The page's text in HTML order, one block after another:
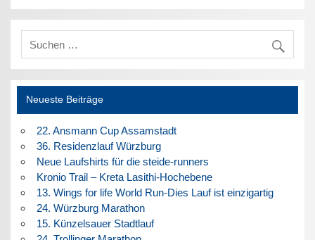
Neueste Beiträge
22. Ansmann Cup Assamstadt
36. Residenzlauf Würzburg
Neue Laufshirts für die steide-runners
Kronio Trail – Kreta Lasithi-Hochebene
13. Wings for life World Run-Dies Lauf ist einzigartig
24. Würzburg Marathon
15. Künzelsauer Stadtlauf